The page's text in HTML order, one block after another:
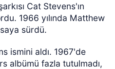
Cat Stevens'ın
1966 yılında Matthew
sürdü.
ismini aldı. 1967'de
albümü fazla tutulmadı,